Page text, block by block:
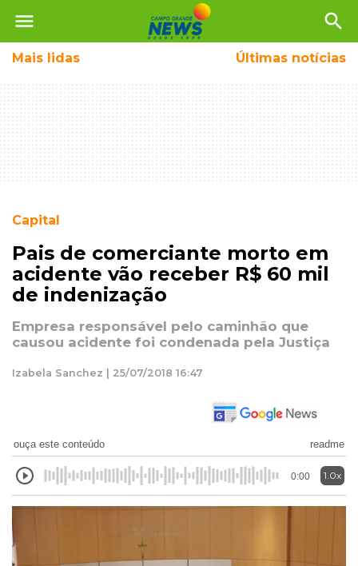
menu search
Mais lidas Últimas notícias
Capital
Pais de comerciante morto em
acidente vão receber R$ 60 mil
de indenização
Empresa responsável pelo caminhão que
causou acidente foi condenada pela Justiça
Izabela Sanchez | 25/07/2018 16:47
ouça este conteúdo readme
0:00 1.0x